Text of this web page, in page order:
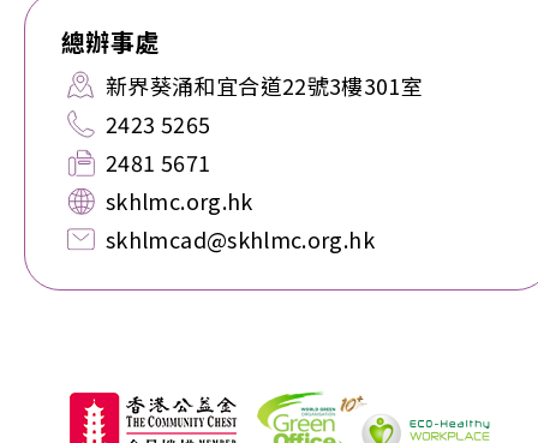
總辦事處
新界葵涌和宜合道22號3樓301室
2423 5265
2481 5671
skhlmc.org.hk
skhlmcad@skhlmc.org.hk